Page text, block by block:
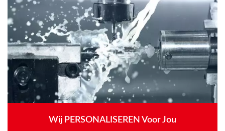
Wij PERSONALISEREN Voor Jou